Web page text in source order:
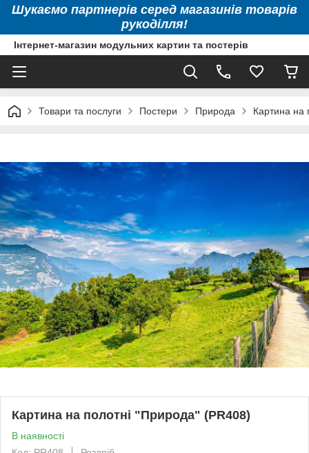
Шукаємо партнерів серед магазинів товарів
рукоділля!
Інтернет-магазин модульних картин та постерів
Товари та послуги Постери Природа Картина на
Картина на полотні "Природа" (PR408)
В наявності